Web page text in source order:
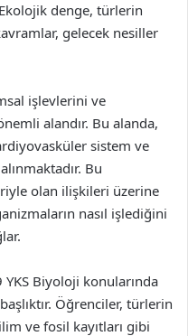
denge, türlerin
gelecek nesiller
işlevlerini ve
alandır. Bu alanda,
sistem ve
Bu
olan ilişkileri üzerine
nasıl işlediğini
Biyoloji konularında
Öğrenciler, türlerin
ve fosil kayıtları gibi